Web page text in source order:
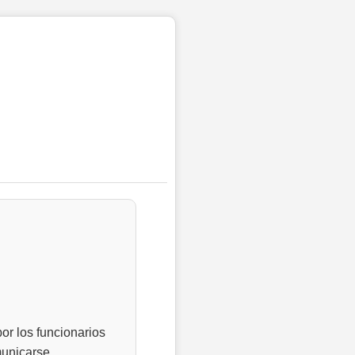
los funcionarios